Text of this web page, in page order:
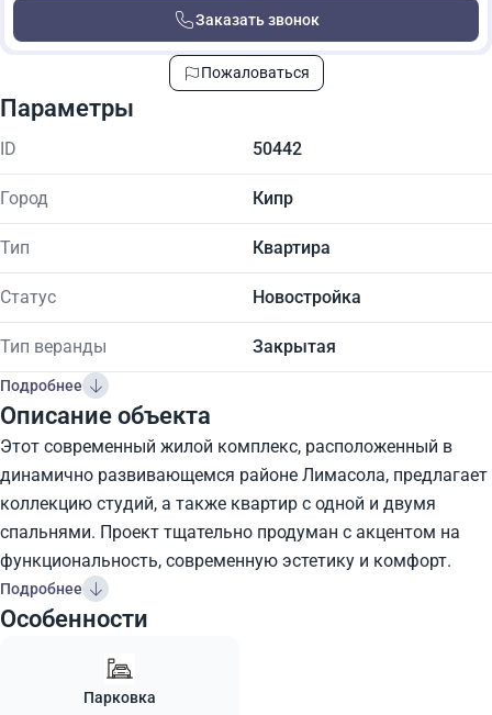
Заказать звонок
Пожаловаться
Параметры
ID 50442
Город Кипр
Тип Квартира
Статус Новостройка
Тип веранды Закрытая
Подробнее
Описание объекта
Этот современный жилой комплекс, расположенный в
динамично развивающемся районе Лимасола, предлагает
коллекцию студий, а также квартир с одной и двумя
спальнями. Проект тщательно продуман с акцентом на
функциональность, современную эстетику и комфорт.
Подробнее
Особенности
Парковка